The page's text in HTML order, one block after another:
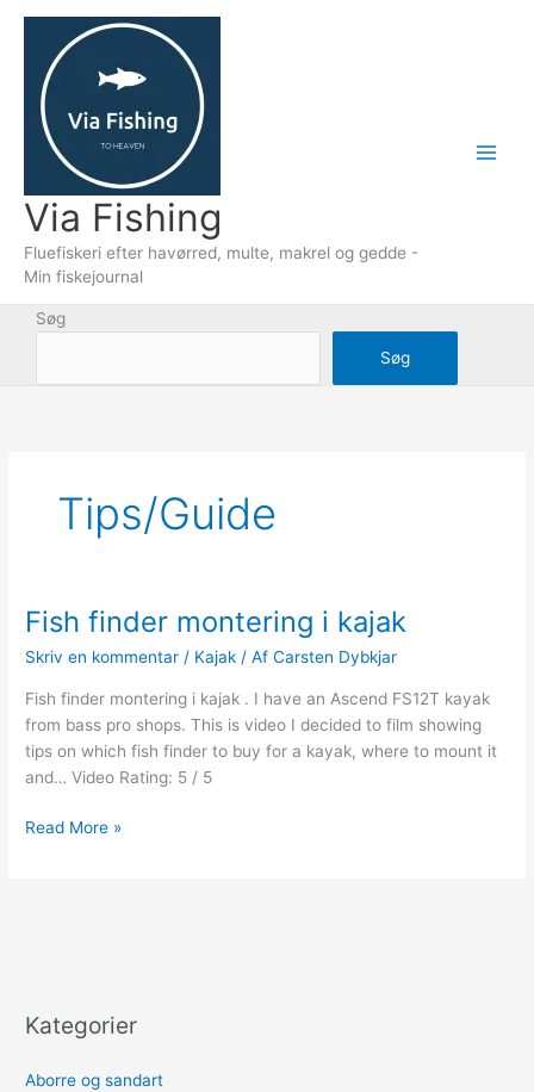
indholdet
Via Fishing
Fluefiskeri efter havørred, multe, makrel og gedde -
Min fiskejournal
Søg
Søg
Tips/guide
Fish finder montering i kajak
Skriv en kommentar / Kajak / AfCarsten Dybkjar
Fish finder montering i kajak . I have an Ascend FS12T kayak
from bass pro shops. This is video I decided to film showing
tips on which fish finder to buy for a kayak, where to mount it
and… Video Rating: 5 / 5
Fish
Read More »
Kategorier
Aborre og sandart